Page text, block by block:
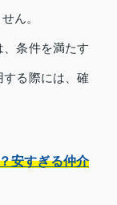
ん。
、条件を満たす
する際には、確
安すぎる仲介